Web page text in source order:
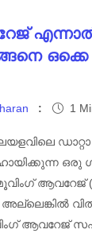
ഒക്കെ
1
ഒരു
ആവറേജ്
ആവറേജ്